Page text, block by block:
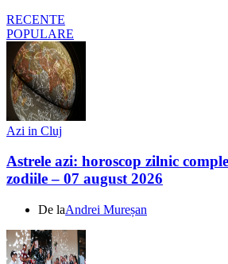
RECENTE
POPULARE
Azi in Cluj
Astrele azi: horoscop zilnic
zodiile – 07 august 2026
De laAndrei Mureșan